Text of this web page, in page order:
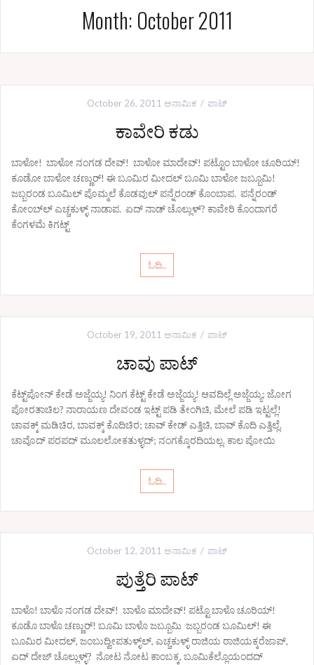
Month: October 2011
October 26, 2011 ಅನಾಮಿಕ ಪಾಟ್
ಕಾವೇರಿ ಕಡು
ಬಾಳೋ! ಬಾಳೋ ನಂಗಡ ದೇವ್! ಬಾಳೋ ಮಾದೇವ್! ಪಟ್ಟೊಂ ಬಾಳೋ ಚೂರಿಯ್!
ಕೂಡೋ ಬಾಳೋ ಚಣ್ಣುರ್‍! ಈ ಬೂಮಿರ ಮೀದಲ್ ಬೂಮಿ ಬಾಳೋ ಜಬ್ಬೂಮಿ!
ಜಬ್ಬರಂಡ ಬೂಮಿಲ್ ಪೊಮ್ಮಲೆ ಕೊಡವುಲ್ ಪನ್ನೆರಂಡ್ ಕೊಂಬಾಪ. ಪನ್ನೆರಂಡ್
ಕೋಂಬ್‌ಲ್ ಎಚ್ಚಕುಳ್ಳ್ ನಾಡಾಪ. ಏದ್ ನಾಡ್ ಚೊಲ್ಲುಳ್? ಕಾವೇರಿ ಕೊಂದಾಗರೆ
ಕೆಂಗಳಮೆ ಕಿಗಟ್ಟ್
ಓದಿ..
October 19, 2011 ಅನಾಮಿಕ ಪಾಟ್
ಚಾವು ಪಾಟ್
ಕೆಟ್ಟ್‌ಪೋನ್ ಕೇಡೆ ಅಜ್ಜೆಯ್ಯ! ನಿಂಗ ಕೆಟ್ಟ್ ಕೇಡೆ ಅಜ್ಜೆಯ್ಯ! ಆವದಿಲ್ಲೆ ಅಜ್ಜೆಯ್ಯ; ಜೋಗ
ಪೋರತಾಚಿಲ? ನಾರಾಯಣ ದೇವಂಡ ಇಟ್ಟ್ ಪಡಿ ತೇಂಗಿಚಿ, ಮೇಲೆ ಪಡಿ ಇಟ್ಟಲ್ಲೆ!
ಚಾವಕ್ಕ್ ಮಡಿಚಿರ, ಬಾವಕ್ಕ್ ಕೊದಿಚಿರ; ಚಾವ್ ಕೇಡ್ ಎತ್ತಿಚಿ, ಬಾವ್ ಕೊದಿ ಎತ್ತಿಲ್ಲೆ.
ಚಾವೊದ್ ಪರಪದ್ ಮೂಲಲೋಕತುಳ್ಳದ್; ನಂಗಕ್ಕೊರದಿಯಲ್ಲ. ಕಾಲ ಪೋಯಿ
ಓದಿ..
October 12, 2011 ಅನಾಮಿಕ ಪಾಟ್
ಪುತ್ತೆರಿ ಪಾಟ್
ಬಾಳೊ! ಬಾಳೊ ನಂಗಡ ದೇವ್! ಬಾಳೊ ಮಾದೇವ್! ಪಟ್ಟೊ ಬಾಳೊ ಚೂರಿಯ್!
ಕೂಡೊ ಬಾಳೊ ಚಣ್ಣುರ್‍! ಬೂಮಿ ಬಾಳೊ ಜಬ್ಬೂಮಿ ಜಬ್ಬರಂಡ ಬೂಮಿಲ್! ಈ
ಬೂಮಿರ ಮೀದಲ್, ಜಂಬುದ್ವೀಪತುಳ್ಳ್‌ಲ್, ಎಚ್ಚಕುಳ್ಳ್ ರಾಜಿಯ ರಾಜಿಯಕ್ಕರೆಜಾಪ್,
ಏದ್ ದೇಜ್ ಚೊಲ್ಲುಳ್ಳ್? ನೋಟ ನೋಟ ಕಾಂಬಕ್ಕ, ಬೂಮಿಕೆಲ್ಲೊಯಂದದ್